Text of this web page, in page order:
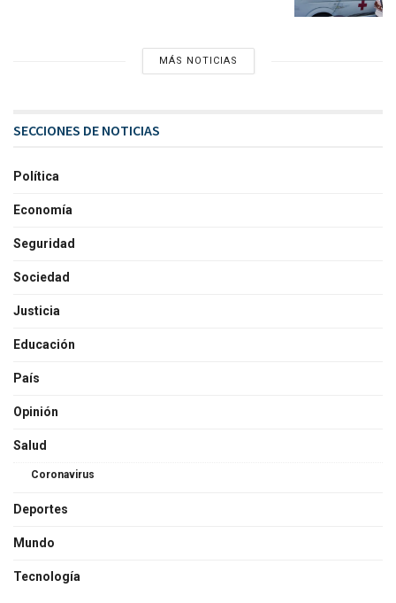
MÁS NOTICIAS
SECCIONES DE NOTICIAS
Política
Economía
Seguridad
Sociedad
Justicia
Educación
País
Opinión
Salud
Coronavirus
Deportes
Mundo
Tecnología